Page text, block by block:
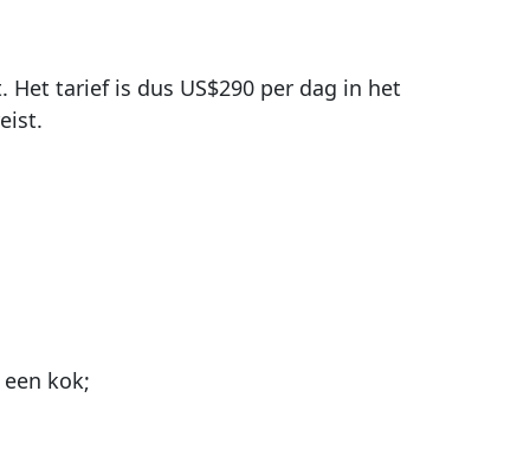
Het tarief is dus US$290 per dag in het
kok;